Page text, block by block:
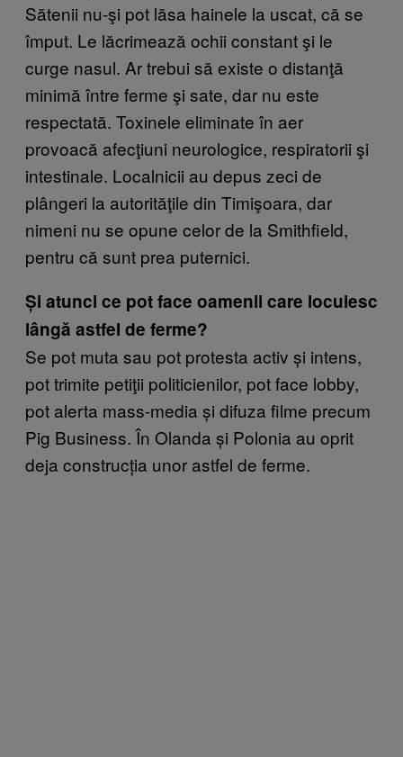
Sătenii nu-şi pot lăsa hainele la uscat, că se
împut. Le lăcrimează ochii constant şi le
curge nasul. Ar trebui să existe o distanţă
minimă între ferme şi sate, dar nu este
respectată. Toxinele eliminate în aer
provoacă afecţiuni neurologice, respiratorii şi
intestinale. Localnicii au depus zeci de
plângeri la autorităţile din Timişoara, dar
nimeni nu se opune celor de la Smithfield,
pentru că sunt prea puternici.
Și atunci ce pot face oamenii care locuiesc
lângă astfel de ferme?
Se pot muta sau pot protesta activ și intens,
pot trimite petiţii politicienilor, pot face lobby,
pot alerta mass-media și difuza filme precum
Pig Business. În Olanda și Polonia au oprit
deja construcția unor astfel de ferme.